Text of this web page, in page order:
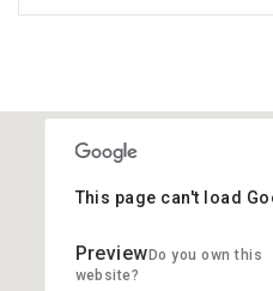
This page can't load
Do you own this
website?